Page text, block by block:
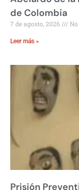
de Colombia
7 de agosto, 2026
Leer más »
Prisión